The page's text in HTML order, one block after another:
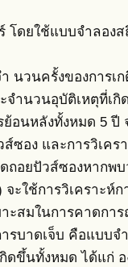
โดยใช้แบบจำลอ
นวนครั้งของการเ
จำนวนอุบัติเหตุที่เ
อนหลังทั้งหมด 5
ส์ซอง และการวิเค
ถอยปัวส์ซองหากพ
จะใช้การวิเคราะ
ะสมในการคาดก
รบาดเจ็บ คือแบบจ
ดขึ้นทั้งหมด ได้แก่